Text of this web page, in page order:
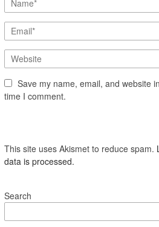
Save my name, email, and website
time I comment.
This site uses Akismet to reduce spam.
data is processed.
Search